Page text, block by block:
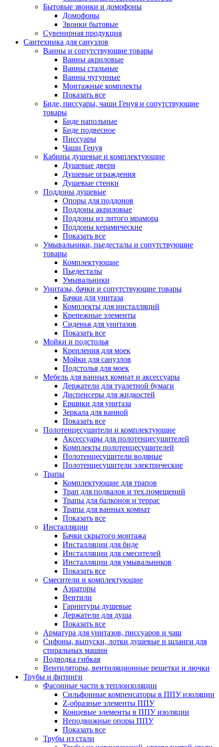
Бытовые звонки и домофоны
Домофоны
Звонки бытовые
Сувенирная продукция
Сантехника для санузлов
Ванны и сопутствующие товары
Ванны акриловые
Ванны стальные
Ванны чугунные
Монтажные комплекты
Показать все
Биде, писсуары, чаши Генуя и сопутствующие
товары
Биде напольные
Биде подвесное
Писсуары
Чаши Генуя
Кабины душевые и комплектующие
Душевые двери
Душевые ограждения
Душевые стенки
Поддоны душевые
Опоры для поддонов
Поддоны акриловые
Поддоны из литого мрамора
Поддоны керамические
Показать все
Умывальники, пьедесталы и сопутствующие
товары
Комплектующие
Пьедесталы
Умывальники
Унитазы, бачки и сопутствующие товары
Бачки для унитаза
Комплекты для инсталляций
Крепежные элементы
Сиденья для унитазов
Показать все
Мойки и подстолья
Крепления для моек
Мойки для санузлов
Подстолья для моек
Мебель для ванных комнат и аксессуары
Держатели для туалетной бумаги
Диспенсеры для жидкостей
Ершики для унитаза
Зеркала для ванной
Показать все
Полотенцесушители и комплектующие
Аксессуары для полотенцесушителей
Комплекты полотенцесушителей
Полотенцесушители водяные
Полотенцесушители электрические
Трапы
Комплектующие для трапов
Трап для подвалов и тех.помещений
Трапы для балконов и террас
Трапы для ванных комнат
Показать все
Инсталляции
Бачки скрытого монтажа
Инсталляции для биде
Инсталляции для смесителей
Инсталляции для умывальников
Показать все
Смесители и комплектующие
Аэраторы
Вентили
Гарнитуры душевые
Держатели для душа
Показать все
Арматура для унитазов, писсуаров и чаш
Сифоны, выпуски, лотки душевые и шланги для
стиральных машин
Подводка гибкая
Вентиляторы, вентиляционные решетки и лючки
Трубы и фитинги
Фасонные части в теплоизоляции
Cильфонные компенсаторы в ППУ изоляции
Z-образные элементы ППУ
Концевые элементы в ППУ изоляции
Неподвижные опоры ППУ
Показать все
Трубы из стали